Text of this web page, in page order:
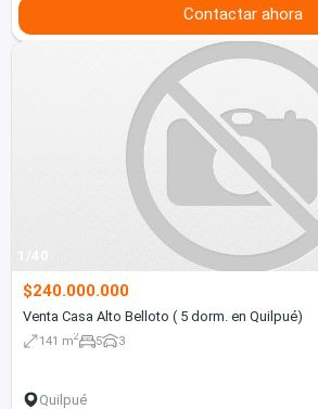
Contactar ahora
1/40
$240.000.000
Venta Casa Alto Belloto ( 5 dorm. en Quilpué)
141 m2 5 3
Quilpué